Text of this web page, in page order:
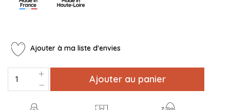
Ajouter à ma liste d'envies
Ajouter au panier